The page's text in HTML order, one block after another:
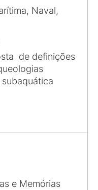
Naval,
de definições
e Memórias